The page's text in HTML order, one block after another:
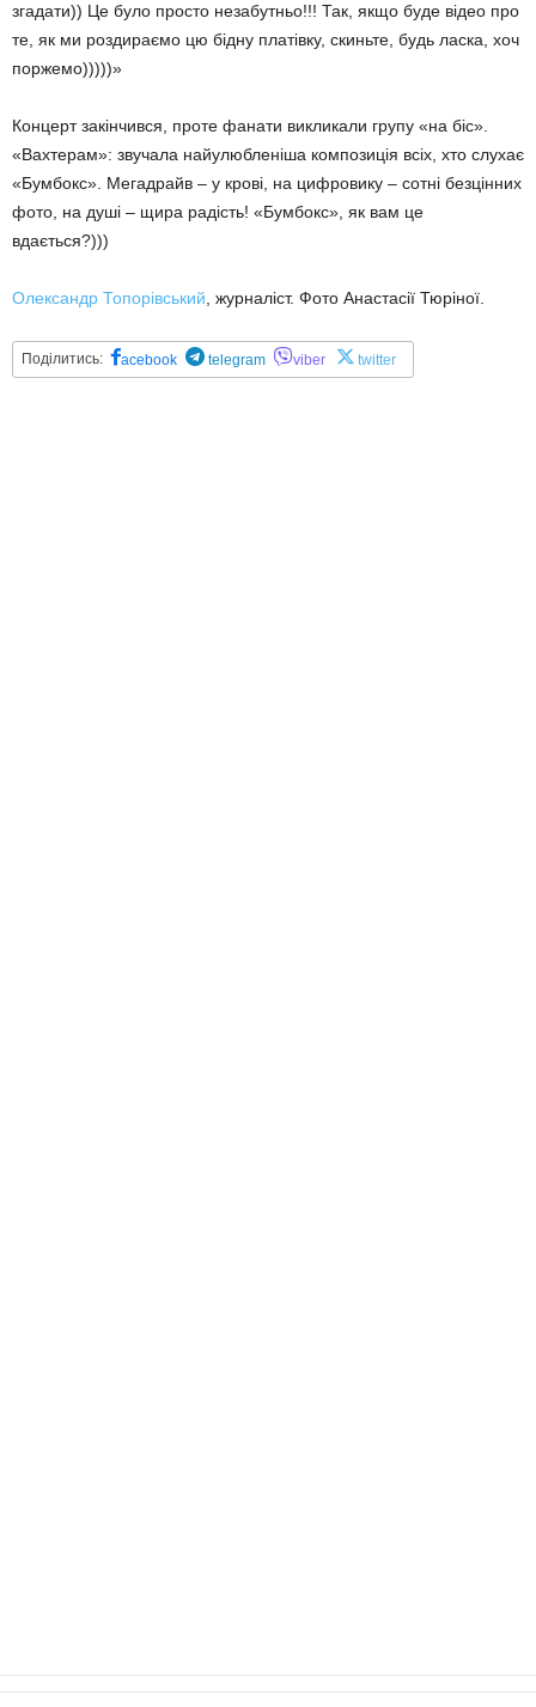
згадати)) Це було просто незабутньо!!! Так, якщо буде відео про
те, як ми роздираємо цю бідну платівку, скиньте, будь ласка, хоч
поржемо)))))»
Концерт закінчився, проте фанати викликали групу «на біс».
«Вахтерам»: звучала найулюбленіша композиція всіх, хто слухає
«Бумбокс». Мегадрайв – у крові, на цифровику – сотні безцінних
фото, на душі – щира радість! «Бумбокс», як вам це
вдається?)))
Олександр Топорівський , журналіст. Фото Анастасії Тюріної.
Поділитись: acebook telegram viber twitter